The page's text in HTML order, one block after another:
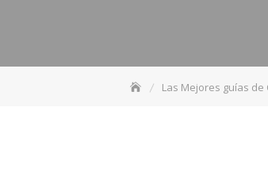
Las Mejores guías de